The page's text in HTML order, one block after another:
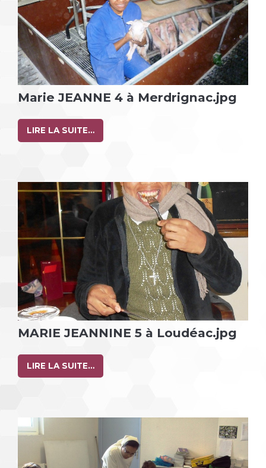
Marie JEANNE 4 à Merdrignac.jpg
LIRE LA SUITE…
MARIE JEANNINE 5 à Loudéac.jpg
LIRE LA SUITE…